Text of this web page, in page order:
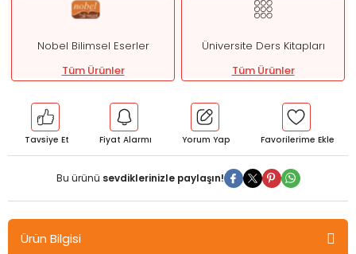
Nobel Bilimsel Eserler
Tüm Ürünler
Üniversite Ders Kitapları
Tüm Ürünler
Tavsiye Et Fiyat Alarmı Yorum Yap
Bu ürünü sevdiklerinizle paylaşın!
Ürün Bilgisi